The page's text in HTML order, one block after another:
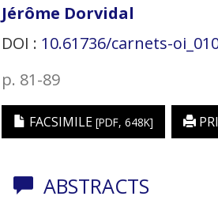
Jérôme Dorvidal
DOI : 10.61736/carnets-
p. 81-89
FACSIMILE [PDF, 648K]
ABSTRACTS